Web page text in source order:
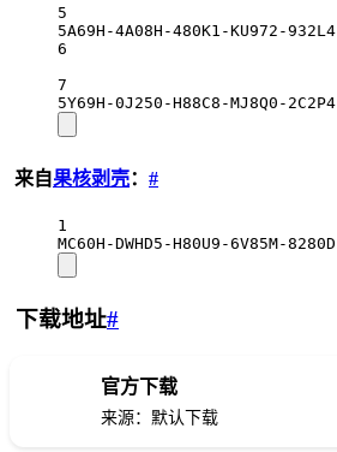
5
5A69H-4A08H-480K1-KU972-932L4
6
7
5Y69H-0J250-H88C8-MJ8Q0-2C2P4
来自果核剥壳： #
1
MC60H-DWHD5-H80U9-6V85M-8280D
下载地址#
官方下载
来源：默认下载